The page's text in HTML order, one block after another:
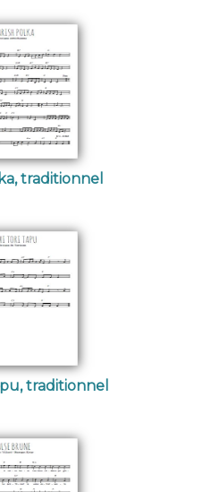
traditionnel
traditionnel